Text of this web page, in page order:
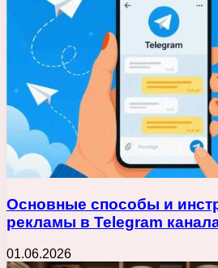
Основные способы и
рекламы в Telegram
01.06.2026